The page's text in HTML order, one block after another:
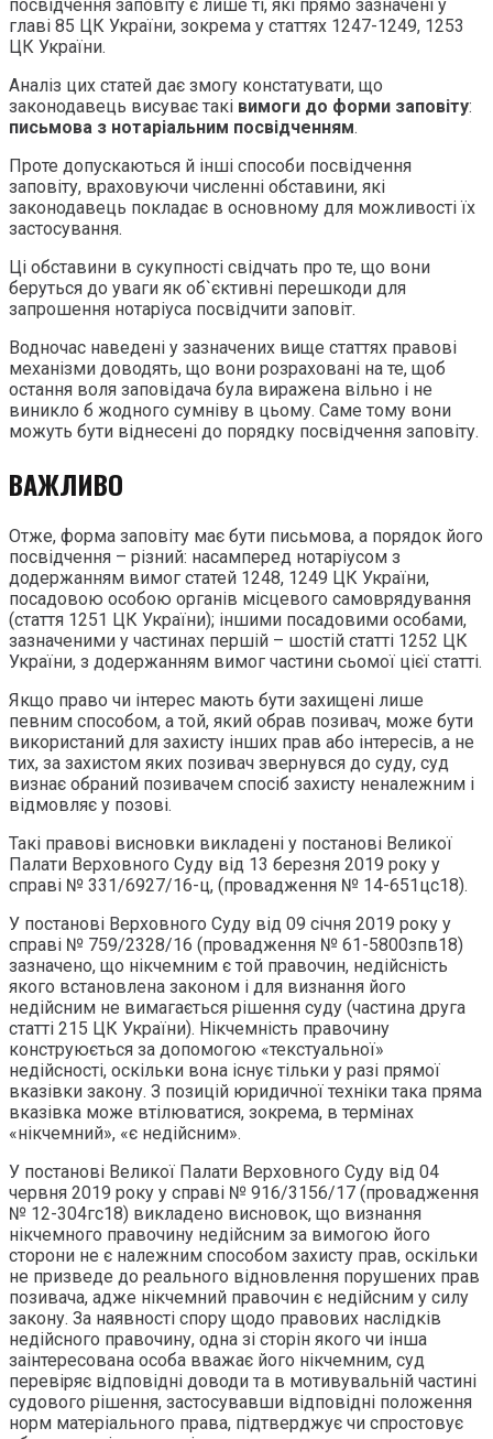
посвідчення заповіту є лише ті, які прямо зазначені у
главі 85 ЦК України, зокрема у статтях 1247-1249, 1253
ЦК України.
Аналіз цих статей дає змогу констатувати, що
законодавець висуває такі вимоги до форми заповіту:
письмова з нотаріальним посвідченням.
Проте допускаються й інші способи посвідчення
заповіту, враховуючи численні обставини, які
законодавець покладає в основному для можливості їх
застосування.
Ці обставини в сукупності свідчать про те, що вони
беруться до уваги як об`єктивні перешкоди для
запрошення нотаріуса посвідчити заповіт.
Водночас наведені у зазначених вище статтях правові
механізми доводять, що вони розраховані на те, щоб
остання воля заповідача була виражена вільно і не
виникло б жодного сумніву в цьому. Саме тому вони
можуть бути віднесені до порядку посвідчення заповіту.
ВАЖЛИВО
Отже, форма заповіту має бути письмова, а порядок його
посвідчення – різний: насамперед нотаріусом з
додержанням вимог статей 1248, 1249 ЦК України,
посадовою особою органів місцевого самоврядування
(стаття 1251 ЦК України); іншими посадовими особами,
зазначеними у частинах першій – шостій статті 1252 ЦК
України, з додержанням вимог частини сьомої цієї статті.
Якщо право чи інтерес мають бути захищені лише
певним способом, а той, який обрав позивач, може бути
використаний для захисту інших прав або інтересів, а не
тих, за захистом яких позивач звернувся до суду, суд
визнає обраний позивачем спосіб захисту неналежним і
відмовляє у позові.
Такі правові висновки викладені у постанові Великої
Палати Верховного Суду від 13 березня 2019 року у
справі № 331/6927/16-ц, (провадження № 14-651цс18).
У постанові Верховного Суду від 09 січня 2019 року у
справі № 759/2328/16 (провадження № 61-5800зпв18)
зазначено, що нікчемним є той правочин, недійсність
якого встановлена законом і для визнання його
недійсним не вимагається рішення суду (частина друга
статті 215 ЦК України). Нікчемність правочину
конструюється за допомогою «текстуальної»
недійсності, оскільки вона існує тільки у разі прямої
вказівки закону. З позицій юридичної техніки така пряма
вказівка може втілюватися, зокрема, в термінах
«нікчемний», «є недійсним».
У постанові Великої Палати Верховного Суду від 04
червня 2019 року у справі № 916/3156/17 (провадження
№ 12-304гс18) викладено висновок, що визнання
нікчемного правочину недійсним за вимогою його
сторони не є належним способом захисту прав, оскільки
не призведе до реального відновлення порушених прав
позивача, адже нікчемний правочин є недійсним у силу
закону. За наявності спору щодо правових наслідків
недійсного правочину, одна зі сторін якого чи інша
заінтересована особа вважає його нікчемним, суд
перевіряє відповідні доводи та в мотивувальній частині
судового рішення, застосувавши відповідні положення
норм матеріального права, підтверджує чи спростовує